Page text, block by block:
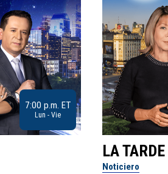
7:00 p.m. ET
Lun - Vie
LA TARDE
Noticiero